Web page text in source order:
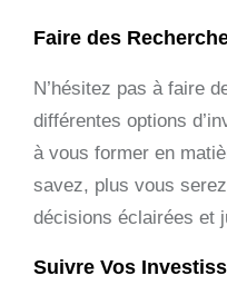
Faire des
N’hésitez pas à faire
différentes options
à vous former en
savez, plus vous
décisions éclairées et
Suivre Vos